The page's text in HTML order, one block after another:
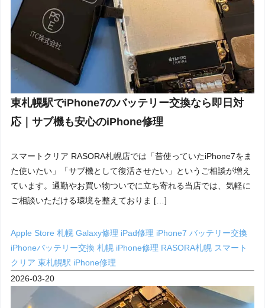
東札幌駅でiPhone7のバッテリー交換なら即日対
応｜サブ機も安心のiPhone修理
スマートクリア RASORA札幌店では「昔使っていたiPhone7をま
た使いたい」「サブ機として復活させたい」というご相談が増え
ています。通勤やお買い物ついでに立ち寄れる当店では、気軽に
ご相談いただける環境を整えておりま […]
Apple Store 札幌Galaxy修理 iPad修理 iPhone7 バッテリー交換
iPhoneバッテリー交換 札幌 iPhone修理 RASORA札幌 スマート
クリア東札幌駅 iPhone修理
2026-03-20